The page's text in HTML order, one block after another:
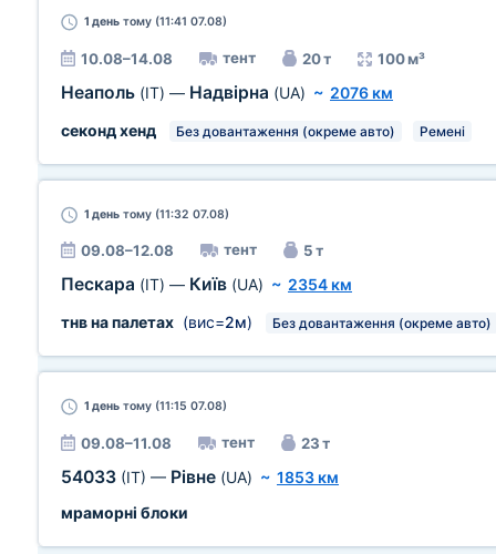
1 день тому (11:41 07.08)
10.08–14.08 тент 20 т 100 м³
Неаполь (IT) — Надвірна (UA) ~ 2076 км
секонд хенд
Без довантаження (окреме авто) Ремені
1 день тому (11:32 07.08)
09.08–12.08 тент 5 т
Пескара (IT) — Київ (UA) ~ 2354 км
тнв на палетах (вис=2м) Без довантаження (окреме авто)
1 день тому (11:15 07.08)
09.08–11.08 тент 23 т
54033 (IT) — Рівне (UA) ~ 1853 км
мраморні блоки